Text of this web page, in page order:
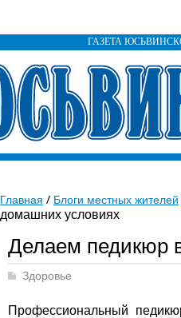
ГАЗЕТА
Главная Блоги местных жителей
домашних условиях
Делаем педикюр
Здоровье
Профессиональный